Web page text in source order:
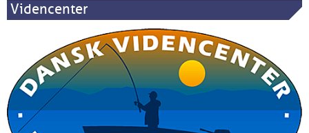
Videncenter